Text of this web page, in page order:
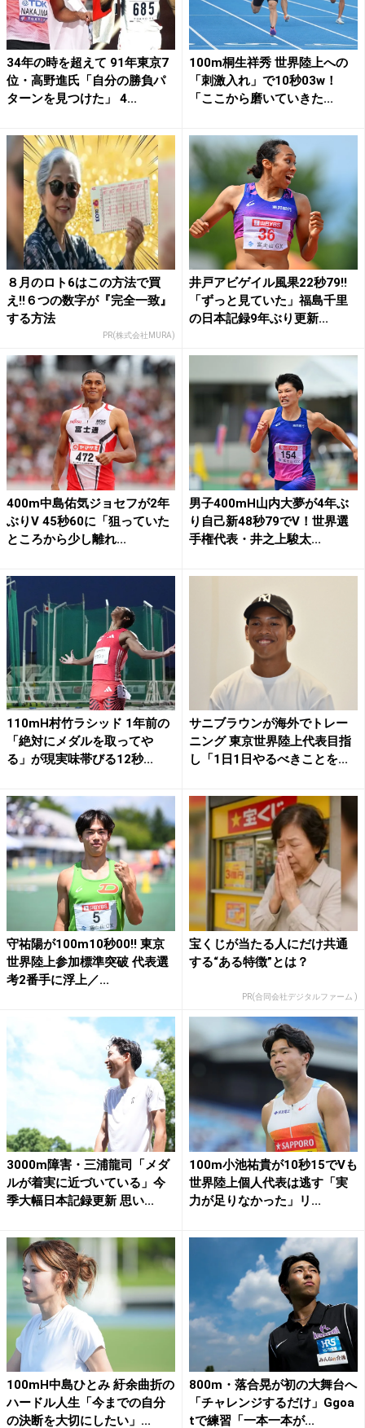
34年の時を超えて 91年東京7
位・高野進氏「自分の勝負パ
ターンを見つけた」 4...
100m桐生祥秀 世界陸上への
「刺激入れ」で10秒03w！
「ここから磨いていきた...
８月のロト6はこの方法で買
え!!６つの数字が『完全一致』
する方法
PR(株式会社MURA)
井戸アビゲイル風果22秒79!!
「ずっと見ていた」福島千里
の日本記録9年ぶり更新...
400m中島佑気ジョセフが2年
ぶりV 45秒60に「狙っていた
ところから少し離れ...
男子400mH山内大夢が4年ぶ
り自己新48秒79でV！世界選
手権代表・井之上駿太...
110mH村竹ラシッド 1年前の
「絶対にメダルを取ってや
る」が現実味帯びる12秒...
サニブラウンが海外でトレー
ニング 東京世界陸上代表目指
し「1日1日やるべきことを...
守祐陽が100m10秒00!! 東京
世界陸上参加標準突破 代表選
考2番手に浮上／...
宝くじが当たる人にだけ共通
する“ある特徴”とは？
PR(合同会社デジタルファーム )
3000m障害・三浦龍司「メダ
ルが着実に近づいている」今
季大幅日本記録更新 思い...
100m小池祐貴が10秒15でVも
世界陸上個人代表は逃す「実
力が足りなかった」リ...
100mH中島ひとみ 紆余曲折の
ハードル人生「今までの自分
の決断を大切にしたい」...
800m・落合晃が初の大舞台へ
「チャレンジするだけ」Ggoa
tで練習「一本一本が...